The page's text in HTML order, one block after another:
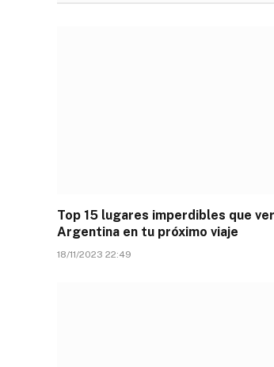
Top 15 lugares imperdibles que
Argentina en tu próximo viaje
18/11/2023 22:49